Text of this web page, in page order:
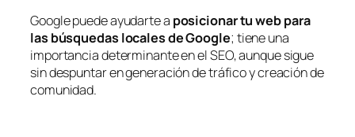
Google puede ayudarte a posicionar tu web para
las búsquedas locales de Google; tiene una
importancia determinante en el SEO, aunque sigue
sin despuntar en generación de tráfico y creación de
comunidad.